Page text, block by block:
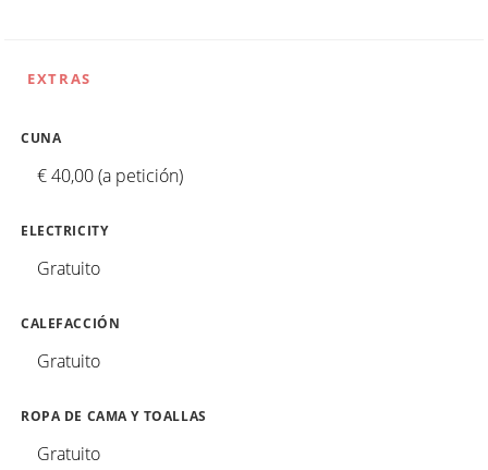
EXTRAS
CUNA
€ 40,00 (a petición)
ELECTRICITY
Gratuito
CALEFACCIÓN
Gratuito
ROPA DE CAMA Y TOALLAS
Gratuito